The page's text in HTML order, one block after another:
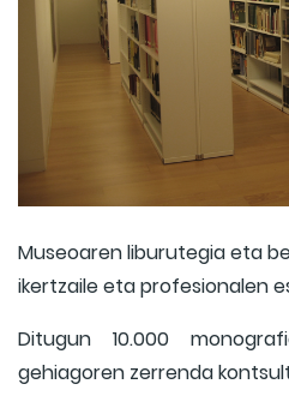
Museoaren liburutegia eta
ikertzaile eta profesionalen
Ditugun 10.000
gehiagoren zerrenda